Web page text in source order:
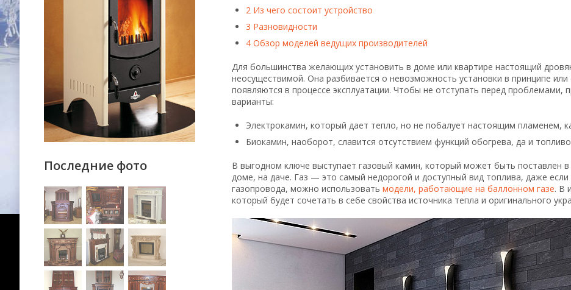
Последние фото
2Из чего состоит устройство
3 Разновидности
4Обзор моделей ведущих производителей
Для большинства желающих установить в доме или квартире настоящий
неосуществимой. Она разбивается о невозможность установки в принципе
появляются в процессе эксплуатации. Чтобы не отступать перед проблемами,
варианты:
Электрокамин, который дает тепло, но не побалует настоящим пламенем,
Биокамин, наоборот, славится отсутствием функций обогрева, да и
В выгодном ключе выступает газовый камин, который может быть поставлен
доме, на даче. Газ — это самый недорогой и доступный вид топлива, даже
газопровода, можно использовать модели, работающие на баллонном газе. В
который будет сочетать в себе свойства источника тепла и оригинального